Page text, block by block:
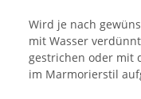
Wird je nach
mit Wasser
gestrichen oder mit
im Marmorierstil